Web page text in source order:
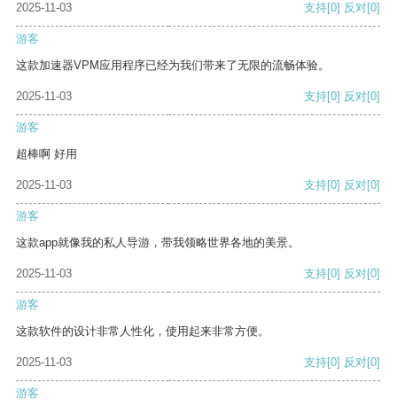
2025-11-03 支持[0] 反对[0]
游客
这款加速器VPM应用程序已经为我们带来了无限的流畅体验。
2025-11-03 支持[0] 反对[0]
游客
超棒啊 好用
2025-11-03 支持[0] 反对[0]
游客
这款app就像我的私人导游，带我领略世界各地的美景。
2025-11-03 支持[0] 反对[0]
游客
这款软件的设计非常人性化，使用起来非常方便。
2025-11-03 支持[0] 反对[0]
游客